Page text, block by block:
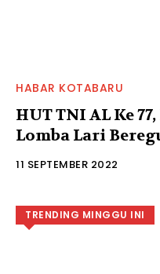
HABAR KOTABARU
HUT TNI AL Ke
Lomba Lari
11 SEPTEMBER 2022
TRENDING MINGGU INI